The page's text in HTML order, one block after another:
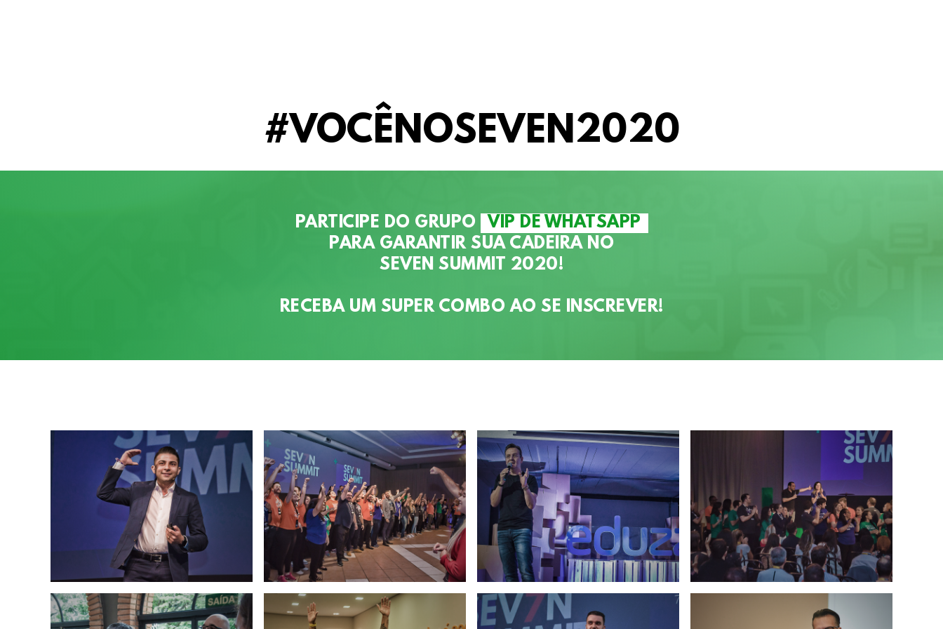
#VOCÊNOSEVEN2020
PARTICIPE DO GRUPO
VIP DE WHATSAPP
PARA GARANTIR SUA CADEIRA NO
SEVEN SUMMIT 2020!
RECEBA UM SUPER COMBO AO SE INSCREVER!